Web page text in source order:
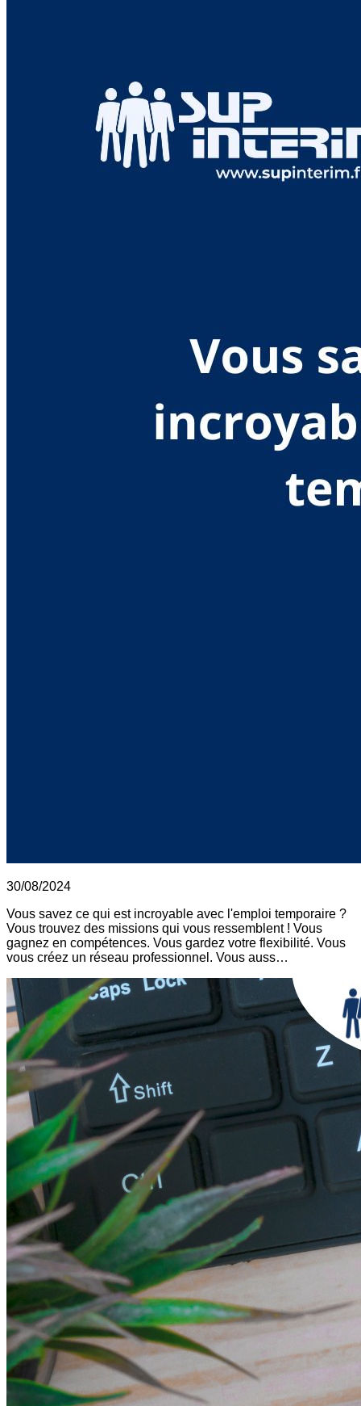
30/08/2024
Vous savez ce qui est incroyable avec l'emploi temporaire ?
Vous trouvez des missions qui vous ressemblent ! Vous
gagnez en compétences. Vous gardez votre flexibilité. Vous
vous créez un réseau professionnel. Vous auss…